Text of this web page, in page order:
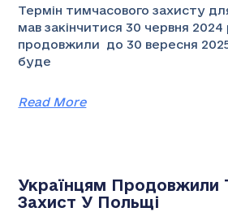
Термін тимчасового захисту
мав закінчитися 30 червня 2024
продовжили до 30 вересня
буде
Read More
Українцям Продовжили
Захист У Польщі